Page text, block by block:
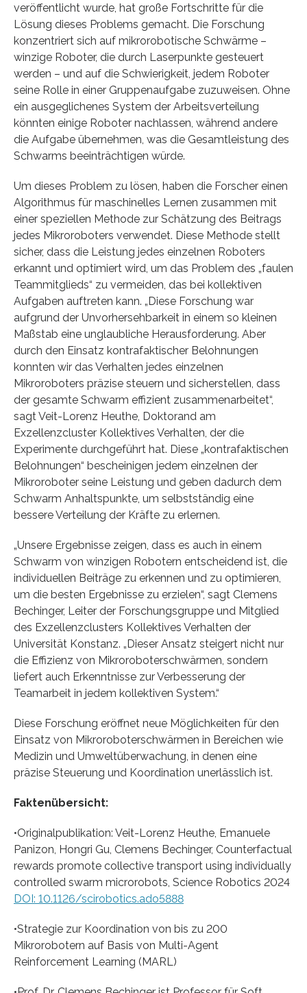
veröffentlicht wurde, hat große Fortschritte für die
Lösung dieses Problems gemacht. Die Forschung
konzentriert sich auf mikrorobotische Schwärme –
winzige Roboter, die durch Laserpunkte gesteuert
werden – und auf die Schwierigkeit, jedem Roboter
seine Rolle in einer Gruppenaufgabe zuzuweisen. Ohne
ein ausgeglichenes System der Arbeitsverteilung
könnten einige Roboter nachlassen, während andere
die Aufgabe übernehmen, was die Gesamtleistung des
Schwarms beeinträchtigen würde.
Um dieses Problem zu lösen, haben die Forscher einen
Algorithmus für maschinelles Lernen zusammen mit
einer speziellen Methode zur Schätzung des Beitrags
jedes Mikroroboters verwendet. Diese Methode stellt
sicher, dass die Leistung jedes einzelnen Roboters
erkannt und optimiert wird, um das Problem des „faulen
Teammitglieds“ zu vermeiden, das bei kollektiven
Aufgaben auftreten kann. „Diese Forschung war
aufgrund der Unvorhersehbarkeit in einem so kleinen
Maßstab eine unglaubliche Herausforderung. Aber
durch den Einsatz kontrafaktischer Belohnungen
konnten wir das Verhalten jedes einzelnen
Mikroroboters präzise steuern und sicherstellen, dass
der gesamte Schwarm effizient zusammenarbeitet“,
sagt Veit-Lorenz Heuthe, Doktorand am
Exzellenzcluster Kollektives Verhalten, der die
Experimente durchgeführt hat. Diese „kontrafaktischen
Belohnungen“ bescheinigen jedem einzelnen der
Mikroroboter seine Leistung und geben dadurch dem
Schwarm Anhaltspunkte, um selbstständig eine
bessere Verteilung der Kräfte zu erlernen.
„Unsere Ergebnisse zeigen, dass es auch in einem
Schwarm von winzigen Robotern entscheidend ist, die
individuellen Beiträge zu erkennen und zu optimieren,
um die besten Ergebnisse zu erzielen“, sagt Clemens
Bechinger, Leiter der Forschungsgruppe und Mitglied
des Exzellenzclusters Kollektives Verhalten der
Universität Konstanz. „Dieser Ansatz steigert nicht nur
die Effizienz von Mikroroboterschwärmen, sondern
liefert auch Erkenntnisse zur Verbesserung der
Teamarbeit in jedem kollektiven System.“
Diese Forschung eröffnet neue Möglichkeiten für den
Einsatz von Mikroroboterschwärmen in Bereichen wie
Medizin und Umweltüberwachung, in denen eine
präzise Steuerung und Koordination unerlässlich ist.
Faktenübersicht:
•Originalpublikation: Veit-Lorenz Heuthe, Emanuele
Panizon, Hongri Gu, Clemens Bechinger, Counterfactual
rewards promote collective transport using individually
controlled swarm microrobots, Science Robotics 2024
DOI: 10.1126/scirobotics.ado5888
•Strategie zur Koordination von bis zu 200
Mikrorobotern auf Basis von Multi-Agent
Reinforcement Learning (MARL)